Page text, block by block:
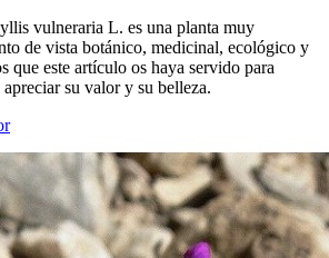
vulneraria L. es una planta muy
de vista botánico, medicinal, ecológico y
que este artículo os haya servido para
su valor y su belleza.